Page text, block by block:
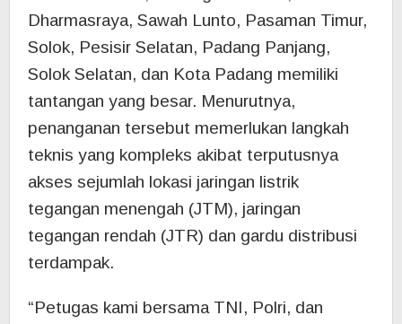
Dharmasraya, Sawah Lunto, Pasaman Timur,
Solok, Pesisir Selatan, Padang Panjang,
Solok Selatan, dan Kota Padang memiliki
tantangan yang besar. Menurutnya,
penanganan tersebut memerlukan langkah
teknis yang kompleks akibat terputusnya
akses sejumlah lokasi jaringan listrik
tegangan menengah (JTM), jaringan
tegangan rendah (JTR) dan gardu distribusi
terdampak.
“Petugas kami bersama TNI, Polri, dan